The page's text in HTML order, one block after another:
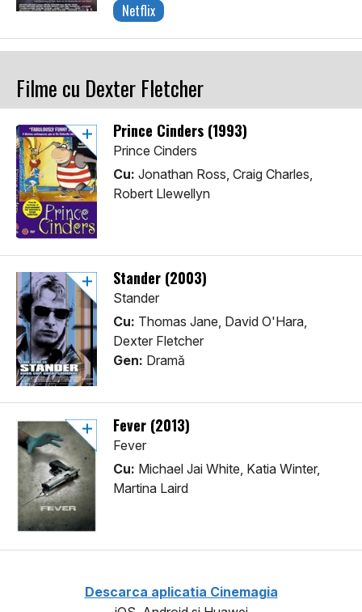
Netflix
Filme cu Dexter Fletcher
Prince Cinders (1993)
Prince Cinders
Cu: Jonathan Ross, Craig Charles,
Robert Llewellyn
Stander (2003)
Stander
Cu: Thomas Jane, David O'Hara,
Dexter Fletcher
Gen: Dramă
Fever (2013)
Fever
Cu: Michael Jai White, Katia Winter,
Martina Laird
Descarca aplicatia Cinemagia